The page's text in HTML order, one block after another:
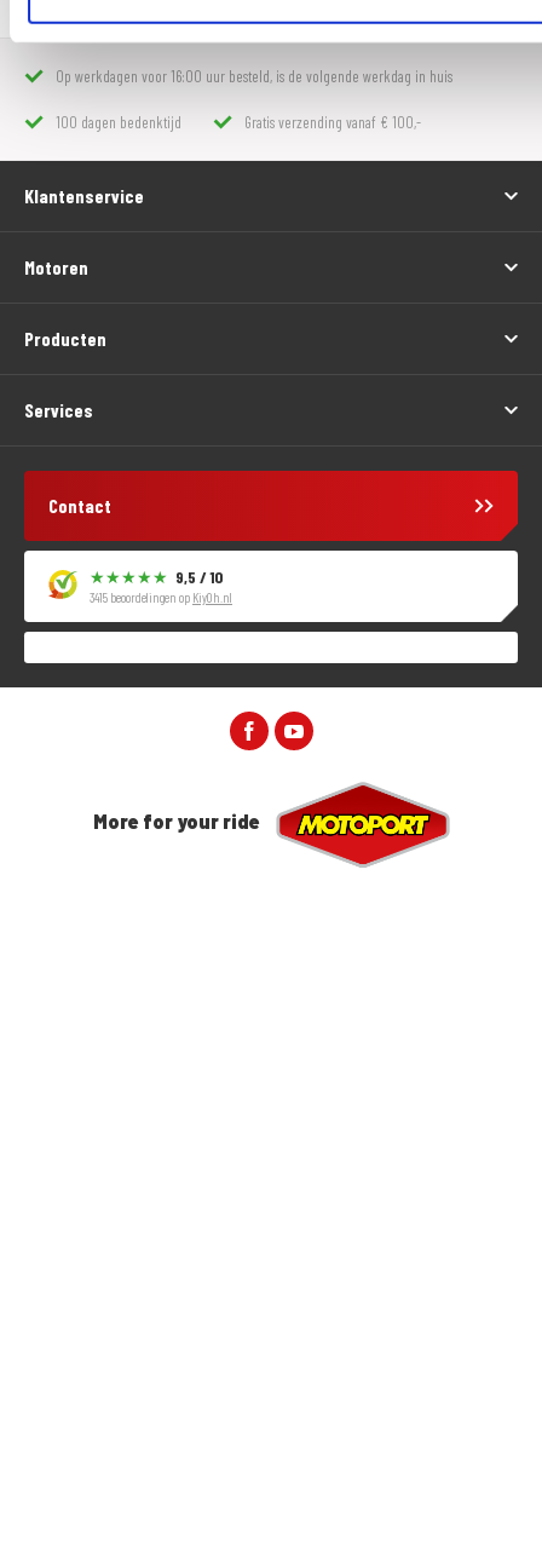
Op werkdagen voor 16:00 uur besteld, is de volgende werkdag in huis
100 dagen bedenktijd Gratis verzending vanaf € 100,-
Klantenservice
Motoren
Producten
Services
Contact
9,5 / 10
3415 beoordelingen op KiyOh.nl
More for your ride